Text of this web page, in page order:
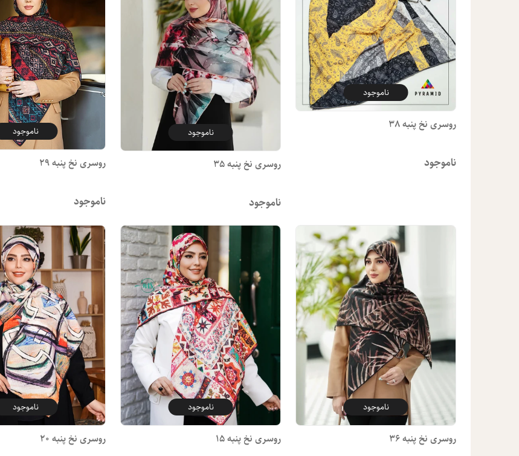
ناموجود
روسری نخ پنبه 38
ناموجود
ناموجود
روسری نخ پنبه 35
ناموجود
ناموجود
روسری نخ پنبه 29
ناموجود
ناموجود
روسری نخ پنبه 36
ناموجود
روسری نخ پنبه 15
ناموجود
روسری نخ پنبه 20